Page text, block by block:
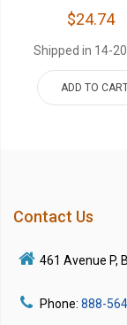
$24.74
Shipped in 14-
ADD TO
Contact Us
461 Avenue P,
Phone: 888-